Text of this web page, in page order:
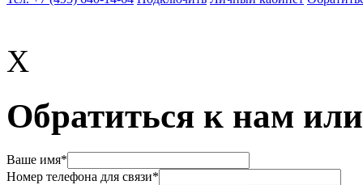
X
Обратиться к нам или
Ваше имя*
Номер телефона для связи*